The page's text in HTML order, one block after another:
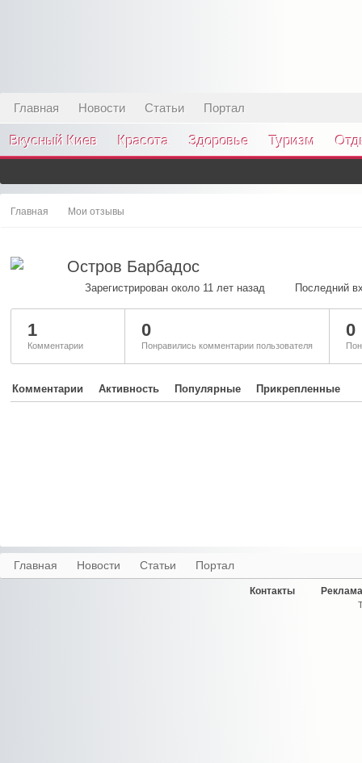
Главная Новости Статьи Портал
Вкусный Киев Красота Здоровье Туризм
Главная Мои отзывы
Остров Барбадос
Зарегистрирован около 11 лет назад Последний
1
Комментарии
0
Понравились комментарии пользователя
0
Комментарии Активность Популярные Прикрепленные
Главная Новости Статьи Портал
Контакты